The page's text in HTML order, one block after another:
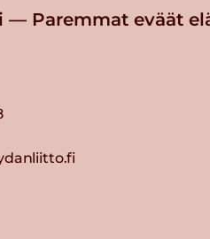
— Paremmat eväät